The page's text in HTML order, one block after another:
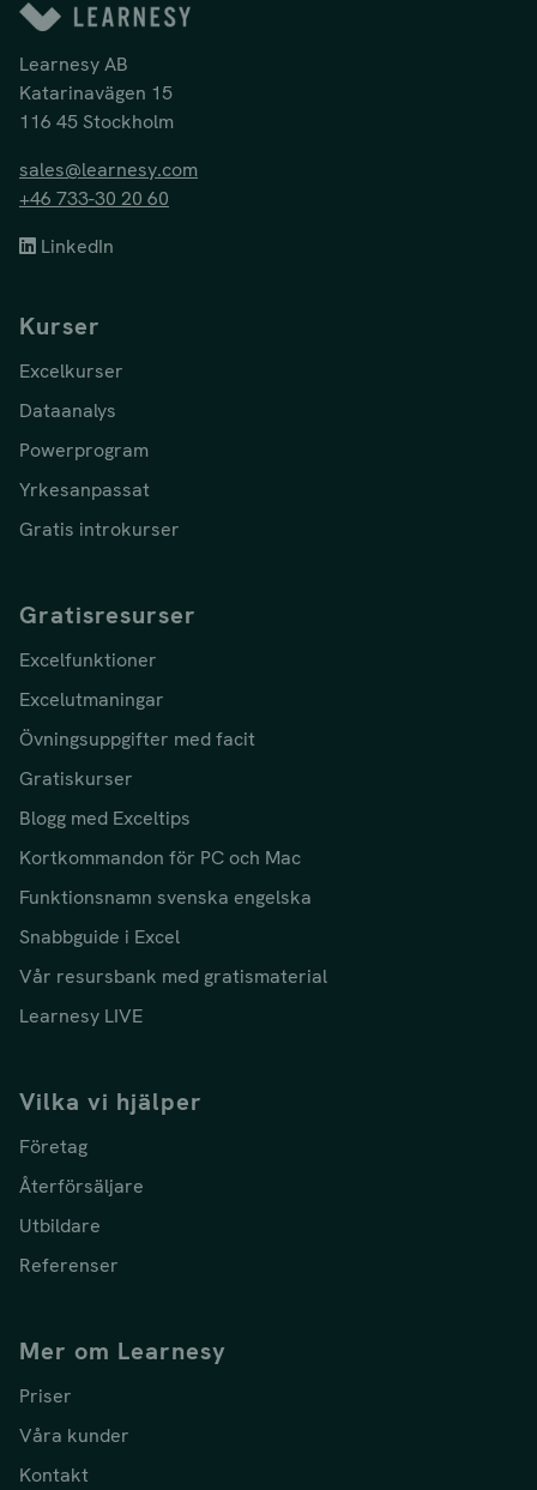
Learnesy AB
Katarinavägen 15
116 45 Stockholm
sales@learnesy.com
+46 733-30 20 60
LinkedIn
Kurser
Excelkurser
Dataanalys
Powerprogram
Yrkesanpassat
Gratis introkurser
Gratisresurser
Excelfunktioner
Excelutmaningar
Övningsuppgifter med facit
Gratiskurser
Blogg med Exceltips
Kortkommandon för PC och Mac
Funktionsnamn svenska engelska
Snabbguide i Excel
Vår resursbank med gratismaterial
Learnesy LIVE
Vilka vi hjälper
Företag
Återförsäljare
Utbildare
Referenser
Mer om Learnesy
Priser
Våra kunder
Kontakt